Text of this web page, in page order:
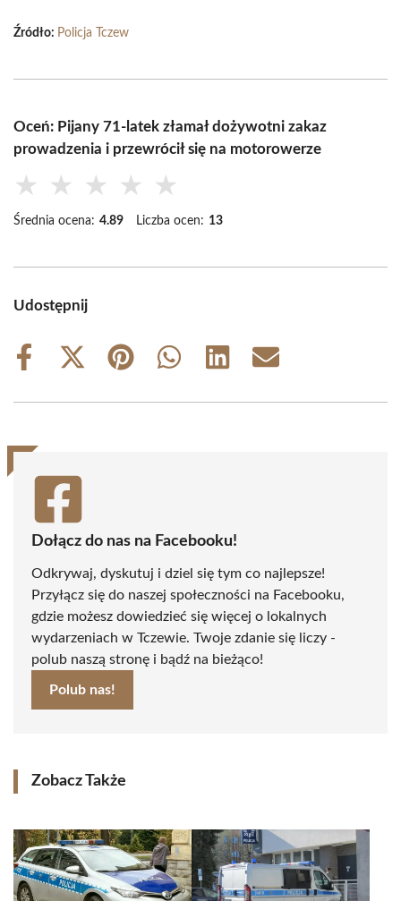
Źródło: Policja Tczew
Oceń: Pijany 71-latek złamał dożywotni zakaz
prowadzenia i przewrócił się na motorowerze
★ ★ ★ ★ ★
Średnia ocena: 4.89 Liczba ocen: 13
Udostępnij
Share
Share
(Twitter)
Share
Share
Share
Share
Dołącz do nas na Facebooku!
Odkrywaj, dyskutuj i dziel się tym co najlepsze!
Przyłącz się do naszej społeczności na Facebooku,
gdzie możesz dowiedzieć się więcej o lokalnych
wydarzeniach w Tczewie. Twoje zdanie się liczy -
polub naszą stronę i bądź na bieżąco!
Polub nas!
Zobacz Także